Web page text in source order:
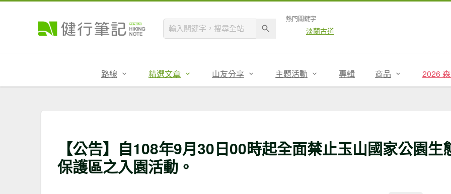
熱門關鍵字
淡蘭古道
路線 精選文章 山友分享 主題活動 專輯 商品 2026
【公告】自108年9月30日00時起全面禁止玉山國家公園生
保護區之入園活動。